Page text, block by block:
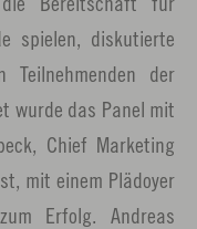
spielen, diskutierte
der
wurde das Panel mit
Chief Marketing
mit einem Plädoyer
Erfolg. Andreas